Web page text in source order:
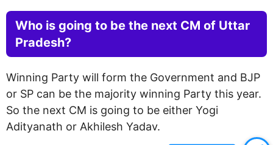
Who is going to be the next CM of Uttar
Pradesh?
Winning Party will form the Government and BJP
or SP can be the majority winning Party this year.
So the next CM is going to be either Yogi
Adityanath or Akhilesh Yadav.